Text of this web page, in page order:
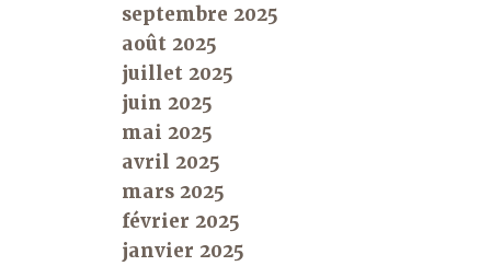
septembre 2025
août 2025
juillet 2025
juin 2025
mai 2025
avril 2025
mars 2025
février 2025
janvier 2025